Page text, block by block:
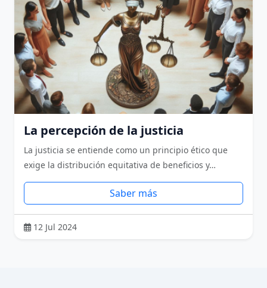
La percepción de la justicia
La justicia se entiende como un principio ético que
exige la distribución equitativa de beneficios y…
Saber más
12 Jul 2024